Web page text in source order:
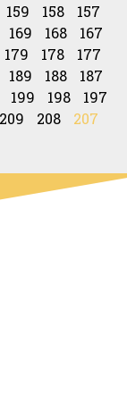
157
158
159
167
168
169
177
178
179
187
188
189
197
198
199
207
208
209